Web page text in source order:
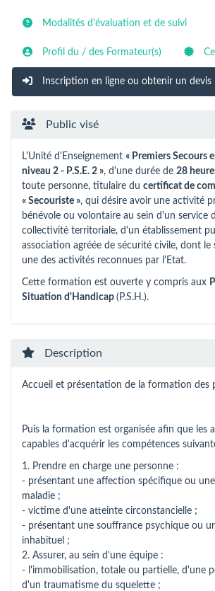
Modalités d'évaluation et de suivi
Profil du / des Formateur(s)
Inscription en ligne ou obtenir un devis
Public visé
L'Unité d'Enseignement « Premiers Secours
niveau 2 - P.S.E. 2 », d'une durée de 28
toute personne, titulaire du certificat de
« Secouriste », qui désire avoir une activité
bénévole ou volontaire au sein d'un service
collectivité territoriale, d'un établissement
association agréée de sécurité civile, dont le
une des activités reconnues par l'Etat.
Cette formation est ouverte y compris aux
Situation d'Handicap (P.S.H.).
Description
Accueil et présentation de la formation des
Puis la formation est organisée afin que les
capables d'acquérir les compétences
1. Prendre en charge une personne :
- présentant une affection spécifique ou
maladie ;
- victime d'une atteinte circonstancielle ;
- présentant une souffrance psychique ou
inhabituel ;
2. Assurer, au sein d'une équipe :
- l'immobilisation, totale ou partielle, d'une
d'un traumatisme du squelette ;